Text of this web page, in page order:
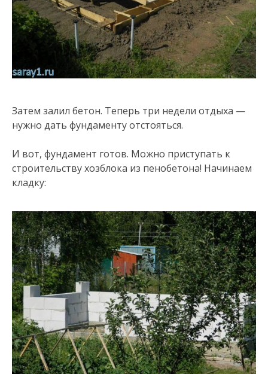
Затем залил бетон. Теперь три недели отдыха —
нужно дать фундаменту отстояться.
И вот, фундамент готов. Можно приступать к
строительству хозблока из пенобетона! Начинаем
кладку: